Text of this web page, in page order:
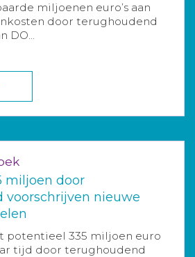
miljoenen euro’s aan
door terughoudend
DO...
miljoen door
voorschrijven nieuwe
potentieel 335 miljoen euro
tijd door terughoudend